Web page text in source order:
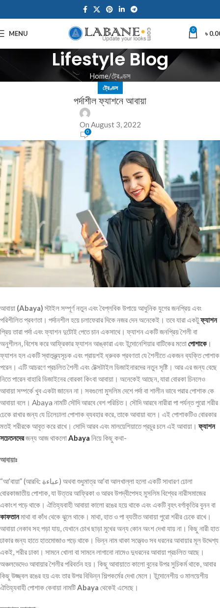
MENU 0 ৳
Lifestyle Blog
Home ট্রেণ্ডস
ট্রেণ্ডস
পর্দাশীল ফ্যাশনে আবায়া
On August 3, 2022
0
আবায়া (Abaya)স্টাইল সম্পূর্ণ নতুন এবং বৈপ্লবিক উপায়ে আধুনিক যুগের জনপ্রিয় এবং
পরিশীলিত প্রবণতা। পর্দানশীল হয়ে চলাফেরার দিকে নজর দেন অনেকেই। তবে যারা একটুফ্যাশন
প্রিয় তারা পর্দা এবং ফ্যাশন দুটোই পেতে চান একসাথে। ফ্যাশন একটি জনপ্রিয় শৈলী বা
অনুশীলন, বিশেষ করে আফ্রিকার ফ্যাশন আঙ্কারা এবং ইন্দোনেশিয়ার বাটিকের মতোপোশাকে।
ফ্যাশন হল একটি স্বাতন্ত্র্যসূচক এবং প্রায়শই ধ্রুবক প্রবণতা যে শৈলীতে একজন ব্যক্তি পোশাক
পরেন। এটি আচরণে প্রচলিত শৈলী এবং টেক্সটাইল ডিজাইনারদের নতুন সৃষ্টি। আর এর জন্য বেছে
নিতে পারেন বাহারি ডিজাইনের বোরকা কিংবা আবায়া। অনেকেই আছেন, যারা বোরকা চিনলেও
আবায়া সম্পর্কে খুব একটা জানেন না। সবগুলো মুসলিম দেশে পর্দা বা শালীন ভাবে পরার পোশাক কে
আবায়া বলে। Abaya নামটি সৌদি আরবে বেশ পরিচিত। সৌদি আরবে নারীরা পা পর্যন্ত পুরো শরীর
ঢেকে রাখার জন্য যে ঢিলেঢালা পোশাক ব্যবহার করে, তাকে আবায়া বলে। এই পোশাকটিও বোরকার
মতই শরীরকে আবৃত করে রাখে। সোদি আরব এবং মালয়েশিয়াতে প্রচুর চলে এই আবায়া। ফ্যাশন
সচেতনদেরজন্য আজ থাকলোAbaya নিয়ে কিছু কথা-
আবায়া
“আ’বায়া” (আরবি: عباءة‎‎) অথবা শুধুমাত্র আ’বা আলখাল্লা হলো একটি সাধারণ ঢোলা
বোরকাজাতীয় পোশাক, যা উত্তর আফ্রিকা ও আরব উপদ্বীপেসহ মুসলিম বিশ্বের নারীসমাজের
একাংশ পড়ে থাকে। ঐতিহ্যবাহী আবায়া কালো রঙের হয়ে থাকে এবং একটি বৃহৎ বর্গাকৃতির বুনন বা
কাফতানমাথা বা কাঁধ থেকে ঝুলে থাকে। মাথা, হাত ও পা ব্যতীত আবায়া পুরো শরীর ঢেকে রাখে।
আবায়া নেকাব সহ পড়া যায়, যেখানে চোখ ছাড়া মুখের অন্য কোন অংশ দেখা যায় না। কিছু নারী হাত
ঢাকার জন্য হাতে হাতমোজাও পড়ে থাকে। ‌ভিন্ন নাম থাকা সত্ত্বেও সব ধরনের আবায়ার মূল উদ্দেশ্য
একই, শরীর ঢাকা। সামনে খোলা বা সামনে লাগানো নামেও দুধরনের আবায়া প্রচলিত আছে।
অঞ্চলভেদেও আবায়ার শৈলীর পরিবর্তন হয়। কিছু আবায়াতে কালো বুনের উপর সুচিকর্ম থাকে, আবার
কিছু উজ্জ্বল রঙের হয় এবং তার উপর বিভিন্ন শিল্পকর্মের দেখা মেলে। ইন্দোনেশীয় ও মালয়েশীয়
ঐতিহ্যবাহী পোশাক কেবায়া নামটিAbaya থেকেই এসেছে।